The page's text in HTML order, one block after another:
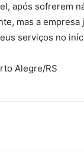
após sofrerem
mas a
serviços no
Alegre/RS